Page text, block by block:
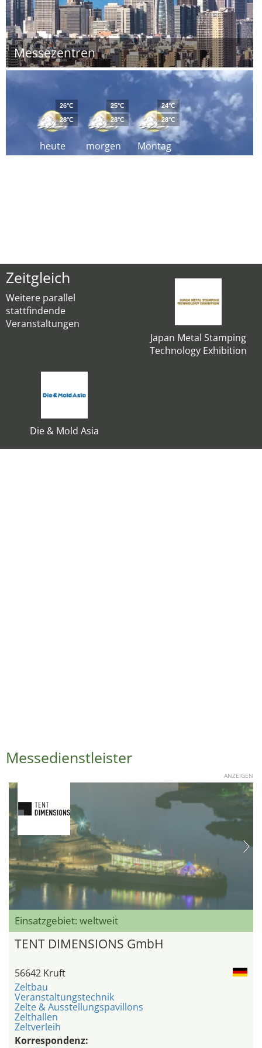
Messezentren
heute
26°C
28°C
morgen
25°C
28°C
Montag
24°C
28°C
Zeitgleich
Weitere parallel
stattfindende
Veranstaltungen
Japan Metal Stamping
Technology Exhibition
Die & Mold Asia
Messedienstleister
ANZEIGEN
Einsatzgebiet: weltweit
TENT DIMENSIONS GmbH
56642 Kruft
Zeltbau
Veranstaltungstechnik
Zelte & Ausstellungspavillons
Zelthallen
Zeltverleih
Korrespondenz: